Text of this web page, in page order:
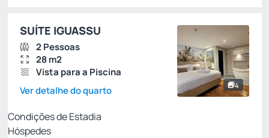
4
SUÍTE IGUASSU
2 Pessoas
28 m2
Vista para a Piscina
Ver detalhe do quarto
Condições de Estadia
Hóspedes